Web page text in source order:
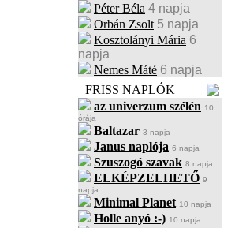
Péter Béla 4 napja
Orbán Zsolt 5 napja
Kosztolányi Mária 6
napja
Nemes Máté 6 napja
FRISS NAPLÓK
az univerzum szélén 10
órája
Baltazar 3 napja
Janus naplója 6 napja
Szuszogó szavak 8 napja
ELKÉPZELHETŐ 9
napja
Minimal Planet 10 napja
Holle anyó :-) 10 napja